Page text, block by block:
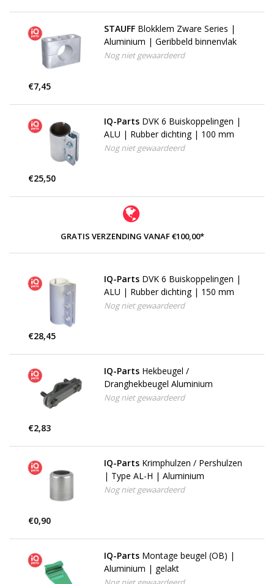
STAUFF Blokklem Zware Series |
Aluminium | Geribbeld binnenvlak
Nog niet gewaardeerd
€7,45
IQ-Parts DVK 6 Buiskoppelingen |
ALU | Rubber dichting | 100 mm
Nog niet gewaardeerd
€25,50
GRATIS VERZENDING VANAF €100,00*
IQ-Parts DVK 6 Buiskoppelingen |
ALU | Rubber dichting | 150 mm
Nog niet gewaardeerd
€28,45
IQ-Parts Hekbeugel /
Dranghekbeugel Aluminium
Nog niet gewaardeerd
€2,83
IQ-Parts Krimphulzen / Pershulzen
| Type AL-H | Aluminium
Nog niet gewaardeerd
€0,90
IQ-Parts Montage beugel (OB) |
Aluminium | gelakt